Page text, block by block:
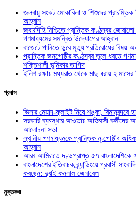
জলবায়ু সংকট মোকাবিলা ও শিশুদের
আহ্বান
জবাবদিহি নিশ্চিতে প্রান্তিক কণ্ঠস্বর
গণমাধ্যমের সমন্বিত উদ্যোগের আহ্বান
বাজেটে পানিতে ডুবে মৃত্যু প্রতিরোধের বিষয়
প্রান্তিক জনগোষ্ঠীর কণ্ঠস্বর তুলে ধরতে
শক্তিশালী ভূমিকার তাগিদ
ইলিশ রক্ষায় মধ্যরাত থেকে মাছ ধরায় ২ মাসের
প্রবাস
ভিসার মেয়াদ-ফ্লাইট নিয়ে শঙ্কা, বিমানবন্দরে
সরকারি ব্যবস্থার আওতায় অভিবাসী কর্মীদের
আলোচনা সভা
স্থানীয় গণমাধ্যমকে প্রান্তিক নৃ-গোষ্ঠীর
আহ্বান
আরব আমিরাতে দণ্ডপ্রাপ্ত ৫৭ বাংলাদেশিকে
বাংলাদেশের ইতিবাচক ব্র্যান্ডিংয়ে প্রবাসী
করছেন: দুবাই কনসাল জেনারেল
মুক্তকথা